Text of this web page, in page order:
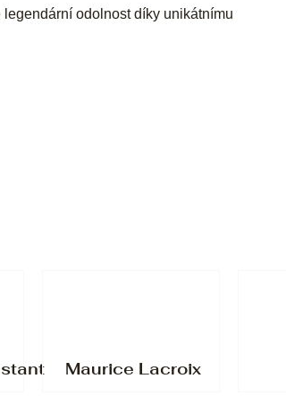
odolnost díky unikátnímu
Maurice Lacroix